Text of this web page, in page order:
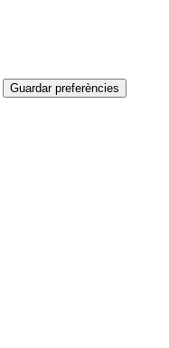
Guardar preferències